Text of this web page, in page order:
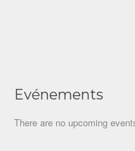
Evénements
There are no upcoming